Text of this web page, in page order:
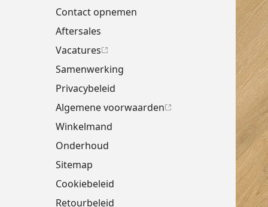
Contact opnemen
Aftersales
Vacatures
Samenwerking
Privacybeleid
Algemene voorwaarden
Winkelmand
Onderhoud
Sitemap
Cookiebeleid
Retourbeleid